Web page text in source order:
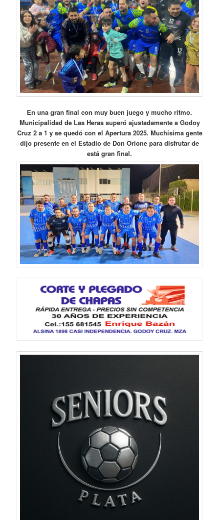
En una gran final con muy buen juego y mucho ritmo.
Municipalidad de Las Heras superó ajustadamente a Godoy
Cruz 2 a 1 y se quedó con el Apertura 2025. Muchísima gente
dijo presente en el Estadío de Don Orione para disfrutar de
está gran final.